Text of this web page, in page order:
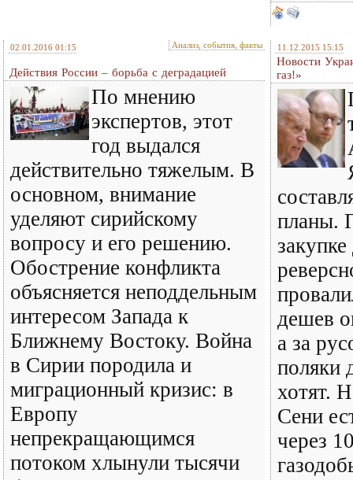
02.01.2016 01:15 Анализ, события, факты
Действия России – борьба с деградацией
По мнению
экспертов, этот
год выдался
действительно тяжелым. В
основном, внимание
уделяют сирийскому
вопросу и его решению.
Обострение конфликта
объясняется неподдельным
интересом Запада к
Ближнему Востоку. Война
в Сирии породила и
миграционный кризис: в
Европу
непрекращающимся
потоком хлынули тысячи
11.12.2015 15:15
Новости
газ!»
планы.
дешев
а за
поляки
хотят.
Сени
через